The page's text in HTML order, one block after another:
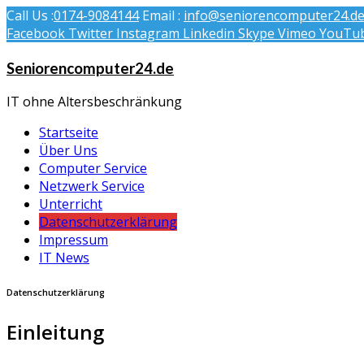
Call Us :0174-9084144 Email : info@seniorencomputer24.de
Facebook Twitter Instagram Linkedin Skype Vimeo
Seniorencomputer24.de
IT ohne Altersbeschränkung
Startseite
Über Uns
Computer Service
Netzwerk Service
Unterricht
Datenschutzerklärung
Impressum
IT News
Datenschutzerklärung
Einleitung